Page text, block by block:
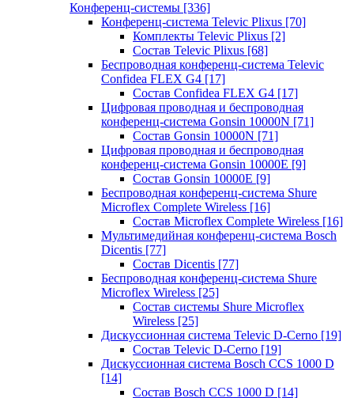
Конференц-системы [336]
Конференц-система Televic Plixus [70]
Комплекты Televic Plixus [2]
Состав Televic Plixus [68]
Беспроводная конференц-система Televic
Confidea FLEX G4 [17]
Состав Confidea FLEX G4 [17]
Цифровая проводная и беспроводная
конференц-система Gonsin 10000N [71]
Состав Gonsin 10000N [71]
Цифровая проводная и беспроводная
конференц-система Gonsin 10000E [9]
Состав Gonsin 10000E [9]
Беспроводная конференц-система Shure
Microflex Complete Wireless [16]
Состав Microflex Complete Wireless [16]
Мультимедийная конференц-система Bosch
Dicentis [77]
Состав Dicentis [77]
Беспроводная конференц-система Shure
Microflex Wireless [25]
Состав системы Shure Microflex
Wireless [25]
Дискуссионная система Televic D-Cerno [19]
Состав Televic D-Cerno [19]
Дискуссионная система Bosch CCS 1000 D
[14]
Состав Bosch CCS 1000 D [14]